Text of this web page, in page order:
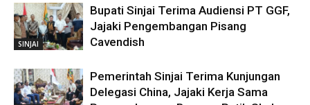
SINJAI
Bupati Sinjai Terima Audiensi PT GGF,
Jajaki Pengembangan Pisang
Cavendish
Pemerintah Sinjai Terima Kunjungan
Delegasi China, Jajaki Kerja Sama